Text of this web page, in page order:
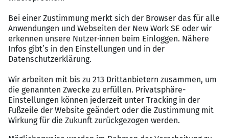
Menschen werden bei im Wesentlichen gleicher
Eignung bevorzugt ber&uuml;cksichtigt.
Kontakt und Informationen
F&uuml;r inhaltliche Fragen steht Ihnen die Leiterin des
Amtes f&uuml;r Stadtplanung und Mobilit&auml;t, Frau
Tanja Flemmig, Tel., gerne zur Verf&uuml;gung.
F&uuml;r Fragen zum Bewerbungsverfahren steht Ihnen